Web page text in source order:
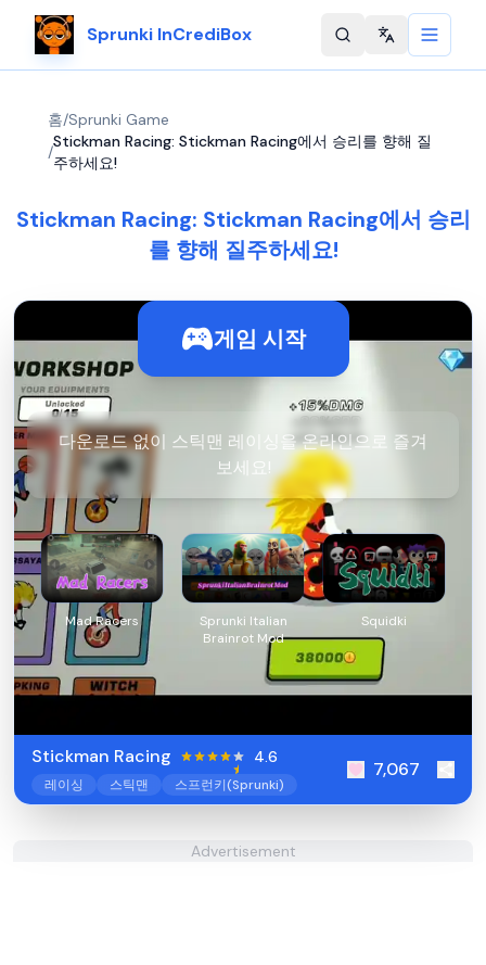
Sprunki InCrediBox Change
홈/Sprunki Game
/
Stickman Racing: Stickman Racing에서 승리를 향해 질
주하세요!
Stickman Racing: Stickman Racing에서 승리
를 향해 질주하세요!
게임 시작
다운로드 없이 스틱맨 레이싱을 온라인으로 즐겨
보세요!
Mad Racers
Sprunki Italian
Brainrot Mod
Squidki
Stickman Racing 4.6
레이싱 스틱맨 스프런키(Sprunki)
7,067
Advertisement